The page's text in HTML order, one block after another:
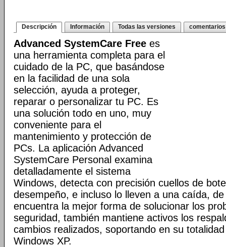
Descripción Información Todas las versiones comentarios
Advanced SystemCare Free es
una herramienta completa para el
cuidado de la PC, que basándose
en la facilidad de una sola
selección, ayuda a proteger,
reparar o personalizar tu PC. Es
una solución todo en uno, muy
conveniente para el
mantenimiento y protección de
PCs. La aplicación Advanced
SystemCare Personal examina
detalladamente el sistema
Windows, detecta con precisión cuellos de
desempeño, e incluso lo lleven a una caída,
encuentra la mejor forma de solucionar los
seguridad, también mantiene activos los
cambios realizados, soportando en su
Windows XP.